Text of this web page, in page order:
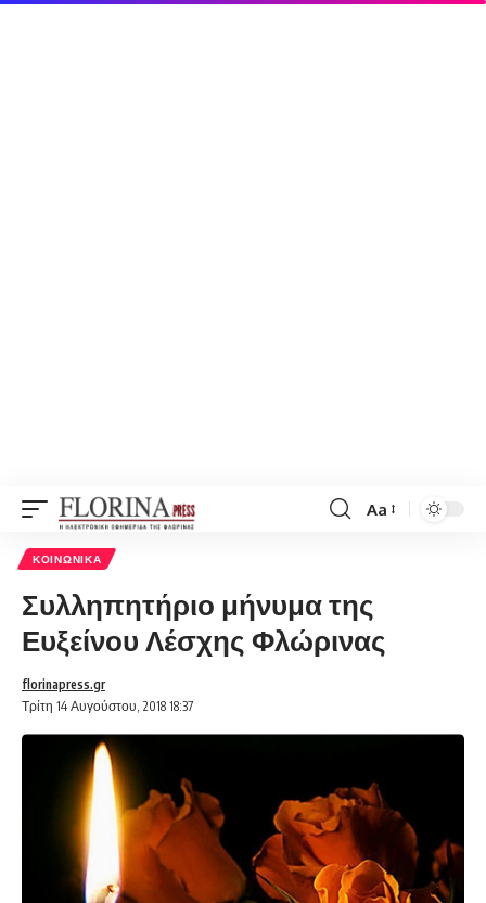
Font
Aa
ΚΟΙΝΩΝΙΚΆ
Συλληπητήριο μήνυμα της
Ευξείνου Λέσχης Φλώρινας
Τρίτη 14 Αυγούστου, 2018 18:37
florinapress.gr